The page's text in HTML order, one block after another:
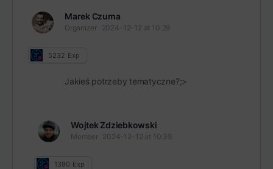
Marek Czuma
Organizer 2024-12-12 at 10:29
5232 Exp
Jakieś potrzeby tematyczne?;>
Wojtek Zdziebkowski
Member 2024-12-12 at 10:39
1390 Exp